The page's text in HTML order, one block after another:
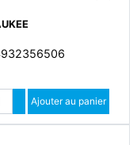
Quantité
Augmenter quantité
Diminuer quantité
Ajouter au panier